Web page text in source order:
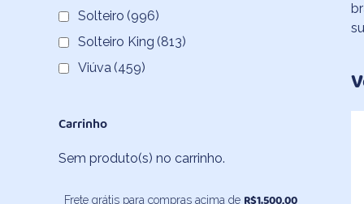
Solteiro (996)
Solteiro King (813)
Viúva (459)
Carrinho
Sem produto(s) no carrinho.
Frete grátis para compras acima de